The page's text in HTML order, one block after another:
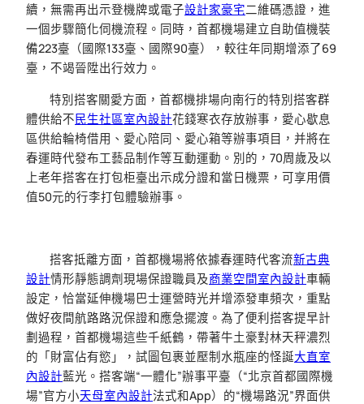
續，無需再出示登機牌或電子設計家豪宅二維碼憑證，進
一個步驟簡化伺機流程。同時，首都機場建立自助值機裝
備223臺（國際133臺、國際90臺），較往年同期增添了69
臺，不竭晉陞出行效力。
特別搭客關愛方面，首都機排場向南行的特別搭客群
體供給不民生社區室內設計花錢寒衣存放辦事，愛心歇息
區供給輪椅借用、愛心陪同、愛心箱等辦事項目，并將在
春運時代發布工藝品制作等互動運動。別的，70周歲及以
上老年搭客在打包柜臺出示成分證和當日機票，可享用價
值50元的行李打包體驗辦事。
搭客抵離方面，首都機場將依據春運時代客流新古典
設計情形靜態調劑現場保證職員及商業空間室內設計車輛
設定，恰當延伸機場巴士運營時光并增添發車頻次，重點
做好夜間航路路況保證和應急擺渡。為了便利搭客提早計
劃過程，首都機場這些千紙鶴，帶著牛土豪對林天秤濃烈
的「財富佔有慾」，試圖包裹並壓制水瓶座的怪誕大直室
內設計藍光。搭客端“一體化”辦事平臺（“北京首都國際機
場”官方小天母室內設計法式和App）的“機場路況”界面供